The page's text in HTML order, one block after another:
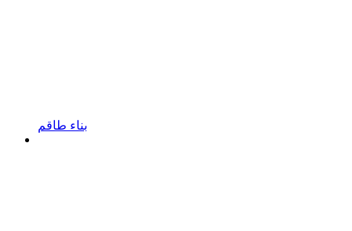
بناء طاقم